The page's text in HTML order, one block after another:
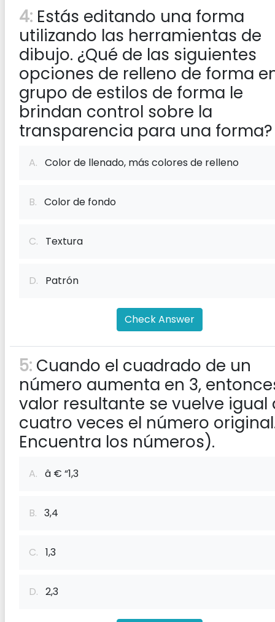
4: Estás editando una forma
utilizando las herramientas de
dibujo. ¿Qué de las siguientes
opciones de relleno de forma
grupo de estilos de forma le
brindan control sobre la
transparencia para una forma?
A. Color de llenado, más colores de relleno
B. Color de fondo
C. Textura
D. Patrón
Check Answer
5: Cuando el cuadrado de un
número aumenta en 3,
valor resultante se vuelve igual
cuatro veces el número
Encuentra los números).
A. â € “1,3
B. 3,4
C. 1,3
D. 2,3